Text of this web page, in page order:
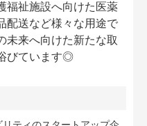
福祉施設へ向けた医薬
配送など様々な用途で
未来へ向けた新たな取
びています◎